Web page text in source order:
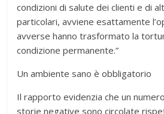
condizioni di salute dei clienti e di
particolari, avviene esattamente
avverse hanno trasformato la
condizione permanente.”
Un ambiente sano è obbligatorio
Il rapporto evidenzia che un
storie negative sono circolate